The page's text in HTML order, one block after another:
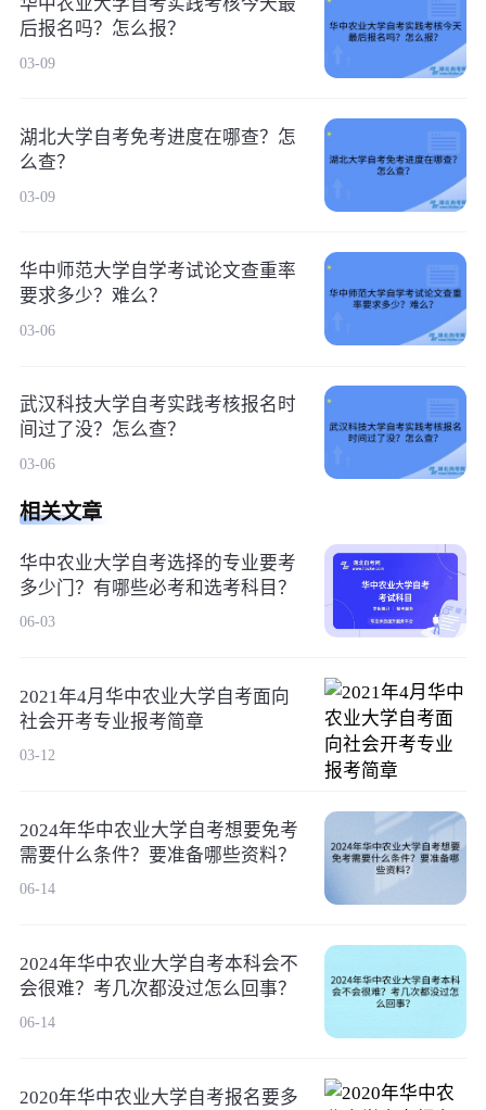
后报名吗？怎么报？
03-09
湖北大学自考免考进度在哪查？怎
么查？
03-09
华中师范大学自学考试论文查重率
要求多少？难么？
03-06
武汉科技大学自考实践考核报名时
间过了没？怎么查？
03-06
相关文章
华中农业大学自考选择的专业要考
多少门？有哪些必考和选考科目？
06-03
2021年4月华中农业大学自考面向
社会开考专业报考简章
03-12
2024年华中农业大学自考想要免考
需要什么条件？要准备哪些资料？
06-14
2024年华中农业大学自考本科会不
会很难？考几次都没过怎么回事？
06-14
2020年华中农业大学自考报名要多